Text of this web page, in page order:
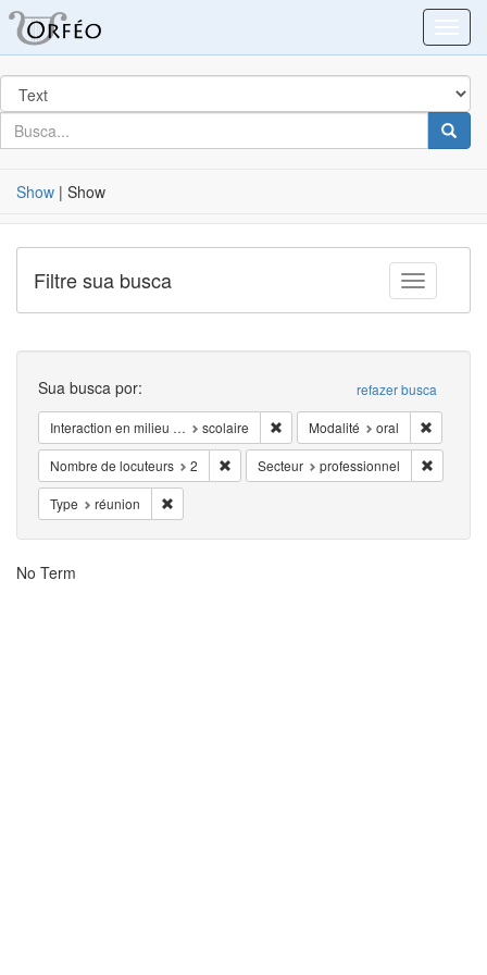
Procurar
em
por
busca Buscar
Show | Show
Toggle
Filtre sua busca
Busca refazer busca
Sua busca por:
Interaction en milieu … scolaire Remover Interaction en milieu …:
Modalité oral
Nombre de locuteurs 2 Remover Nombre de locuteurs: 2
Secteur professionnel
Type réunion
Resultados
No Term